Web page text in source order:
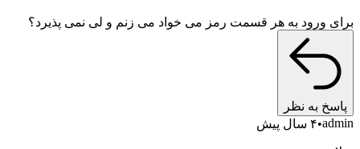
ورود به هر قسمت رمز می خواد می زنم و لی نمی پذیرد؟
به نظر
۴ سال پیش